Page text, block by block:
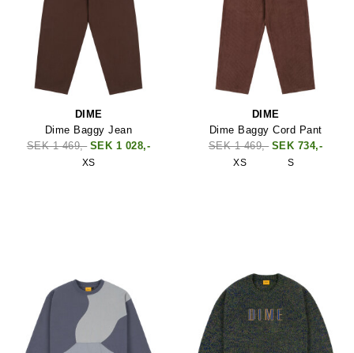
DIME
Dime Baggy Jean
SEK 1 469,- SEK 1 028,-
XS
DIME
Dime Baggy Cord Pant
SEK 1 469,- SEK 734,-
XS S